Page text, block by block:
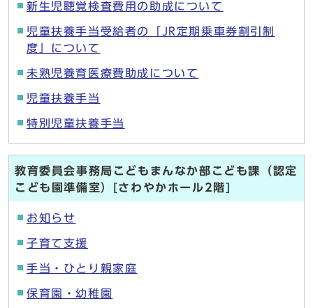
新生児聴覚検査費用の助成について
児童扶養手当受給者の「JR定期乗車券割引制
度」について
未熟児養育医療費助成について
児童扶養手当
特別児童扶養手当
教育委員会事務局こどもまんなか部こども課（認定
こども園準備室）[さわやかホール2階]
お知らせ
子育て支援
手当・ひとり親家庭
保育園・幼稚園